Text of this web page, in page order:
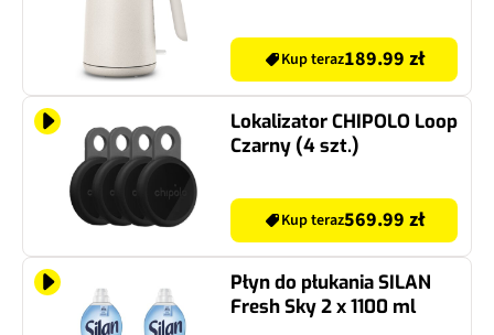
Kup teraz189.99 zł
Lokalizator CHIPOLO Loop
Czarny (4 szt.)
Kup teraz569.99 zł
Płyn do płukania SILAN
Fresh Sky 2 x 1100 ml